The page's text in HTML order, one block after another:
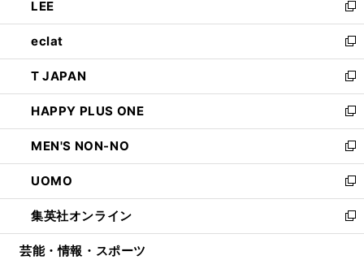
く
で
開
く
ド
ウ
で
開
く
ィ
ン
ド
ウ
で
開
く
い
ウ
ィ
ン
ド
ウ
で
開
く
LEE
新
し
い
ウ
ィ
ン
ド
ウ
で
開
く
eclat
新
し
い
ウ
ィ
ン
ド
ウ
で
開
く
T JAPAN
新
し
い
ウ
ィ
ン
ド
ウ
で
開
HAPPY PLUS ONE
新
し
い
ウ
ィ
ン
ド
ウ
MEN'S NON-NO
新
し
い
ウ
ィ
ン
UOMO
新
し
い
ウ
集英社オンライン
新
し
芸能・情報・スポーツ